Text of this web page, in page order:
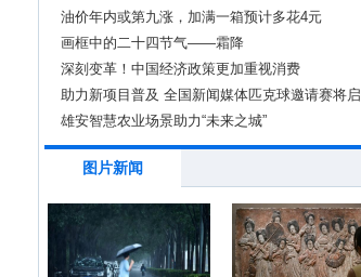
油价年内或第九涨，加满一箱预计多花4元
画框中的二十四节气——霜降
深刻变革！中国经济政策更加重视消费
助力新项目普及 全国新闻媒体匹克球邀请赛将启
雄安智慧农业场景助力“未来之城”
图片新闻